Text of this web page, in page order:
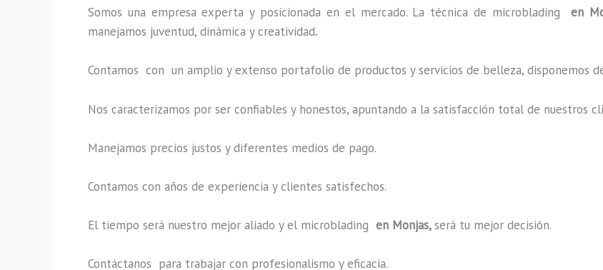
Somos una empresa experta y posicionada en el mercado. La técnica de microblading en
manejamos juventud, dinámica y creatividad.
Contamos con un amplio y extenso portafolio de productos y servicios de belleza, disponemos
Nos caracterizamos por ser confiables y honestos, apuntando a la satisfacción total de nuestros
Manejamos precios justos y diferentes medios de pago.
Contamos con años de experiencia y clientes satisfechos.
El tiempo será nuestro mejor aliado y el microblading en Monjas,será tu mejor decisión.
Contáctanos para trabajar con profesionalismo y eficacia.